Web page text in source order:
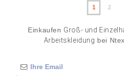
1 2
Einkaufen Groß- und
Arbeitskleidung bei